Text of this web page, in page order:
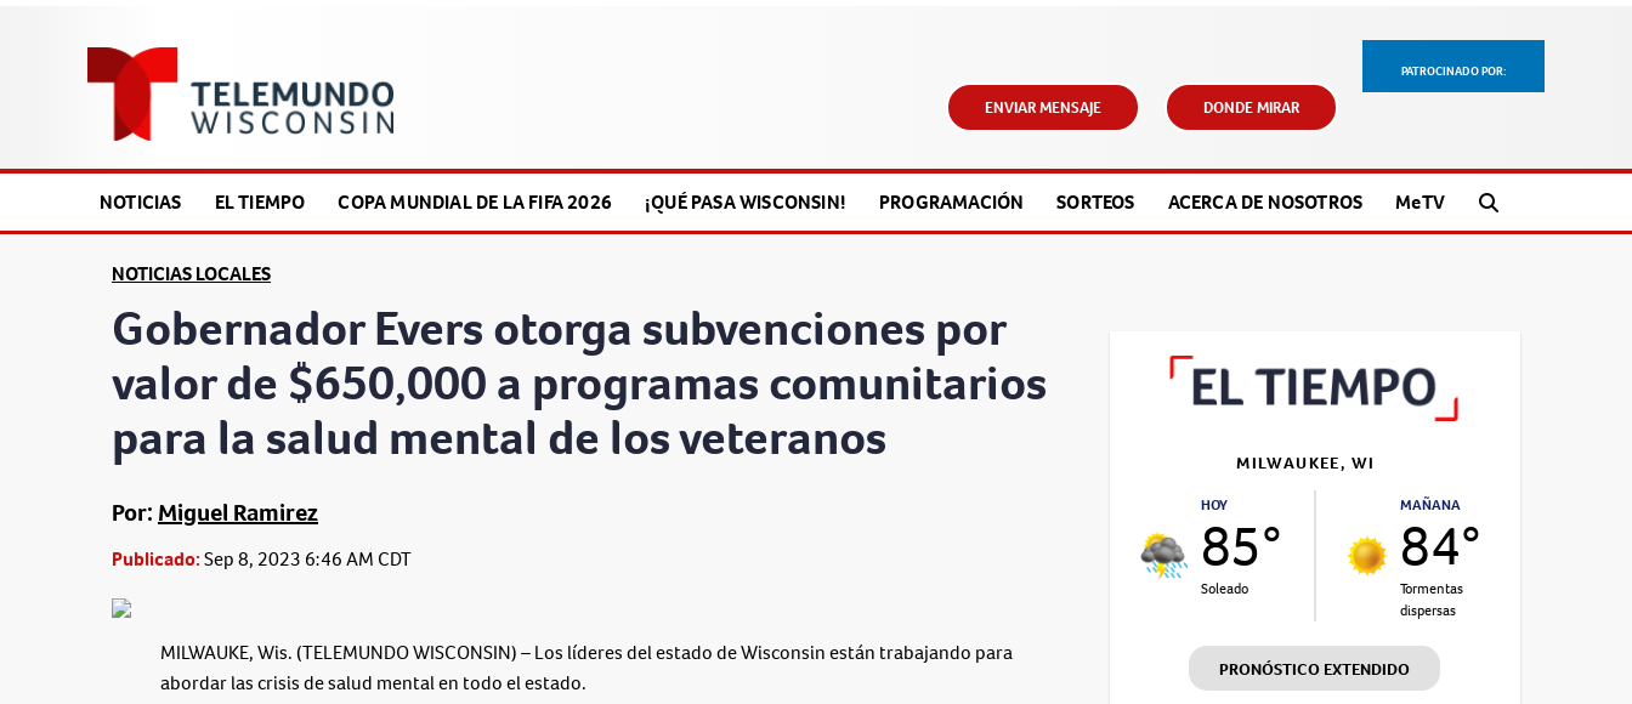
PATROCINADO POR:
ENVIAR MENSAJE DONDE MIRAR
NOTICIAS EL TIEMPO COPA MUNDIAL DE LA FIFA 2026 ¡QUÉ PASA WISCONSIN! PROGRAMACIÓN SORTEOS ACERCA DE NOSOTROS MeTV
NOTICIAS LOCALES
Gobernador Evers otorga subvenciones por
valor de $650,000 a programas comunitarios
para la salud mental de los veteranos
Por: Miguel Ramirez
Publicado:Sep 8, 2023 6:46 AM CDT
MILWAUKE, Wis. (TELEMUNDO WISCONSIN) – Los líderes del estado de Wisconsin están trabajando para
abordar las crisis de salud mental en todo el estado.
MILWAUKEE, WI
HOY
85°
Soleado
MAÑANA
84°
Tormentas
dispersas
PRONÓSTICO EXTENDIDO